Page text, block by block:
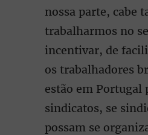
nossa parte, cabe
trabalharmos no
incentivar, de
os trabalhadores
estão em Portugal
sindicatos, se
possam se